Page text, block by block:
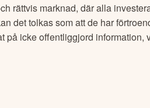
rättvis marknad, där alla
det tolkas som att de har
på icke offentliggjord